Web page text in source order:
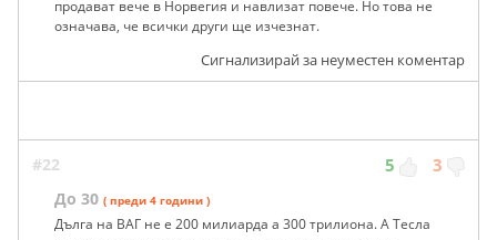
продават вече в Норвегия и навлизат повече. Но това не
означава, че всички други ще изчезнат.
Сигнализирай за неуместен коментар
#22 5 3
До 30 ( преди 4 години )
Дълга на ВАГ не е 200 милиарда а 300 трилиона. А Тесла